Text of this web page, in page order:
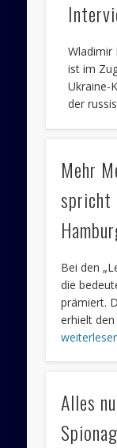
Wladimir
ist im
Ukraine-
der
Mehr
spricht
Bei den
die
prämiert.
erhielt
Alles